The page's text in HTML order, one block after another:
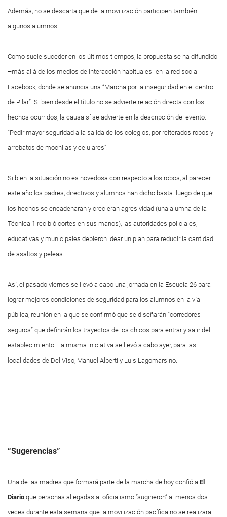
Además, no se descarta que de la movilización participen también
algunos alumnos.
Como suele suceder en los últimos tiempos, la propuesta se ha difundido
–más allá de los medios de interacción habituales- en la red social
Facebook, donde se anuncia una “Marcha por la inseguridad en el centro
de Pilar”. Si bien desde el título no se advierte relación directa con los
hechos ocurridos, la causa sí se advierte en la descripción del evento:
“Pedir mayor seguridad a la salida de los colegios, por reiterados robos y
arrebatos de mochilas y celulares”.
Si bien la situación no es novedosa con respecto a los robos, al parecer
este año los padres, directivos y alumnos han dicho basta: luego de que
los hechos se encadenaran y crecieran agresividad (una alumna de la
Técnica 1 recibió cortes en sus manos), las autoridades policiales,
educativas y municipales debieron idear un plan para reducir la cantidad
de asaltos y peleas.
Así, el pasado viernes se llevó a cabo una jornada en la Escuela 26 para
lograr mejores condiciones de seguridad para los alumnos en la vía
pública, reunión en la que se confirmó que se diseñarán “corredores
seguros” que definirán los trayectos de los chicos para entrar y salir del
establecimiento. La misma iniciativa se llevó a cabo ayer, para las
localidades de Del Viso, Manuel Alberti y Luis Lagomarsino.
“Sugerencias”
Una de las madres que formará parte de la marcha de hoy confió a El
Diario que personas allegadas al oficialismo “sugirieron” al menos dos
veces durante esta semana que la movilización pacífica no se realizara.